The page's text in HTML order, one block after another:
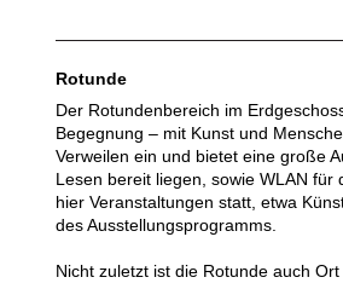
Rotunde
Der Rotundenbereich im
Begegnung – mit Kunst und
Verweilen ein und bietet eine große
Lesen bereit liegen, sowie WLAN
hier Veranstaltungen statt, etwa
des Ausstellungsprogramms.
Nicht zuletzt ist die Rotunde auch